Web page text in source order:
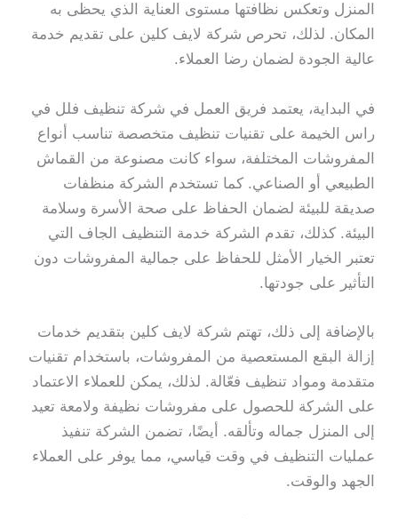
المنزل وتعكس نظافتها مستوى العناية الذي يحظى به
المكان. لذلك، تحرص شركة لايف كلين على تقديم خدمة
عالية الجودة لضمان رضا العملاء.
في البداية، يعتمد فريق العمل في شركة تنظيف فلل في
راس الخيمة على تقنيات تنظيف متخصصة تناسب أنواع
المفروشات المختلفة، سواء كانت مصنوعة من القماش
الطبيعي أو الصناعي. كما تستخدم الشركة منظفات
صديقة للبيئة لضمان الحفاظ على صحة الأسرة وسلامة
البيئة. كذلك، تقدم الشركة خدمة التنظيف الجاف التي
تعتبر الخيار الأمثل للحفاظ على جمالية المفروشات دون
التأثير على جودتها.
بالإضافة إلى ذلك، تهتم شركة لايف كلين بتقديم خدمات
إزالة البقع المستعصية من المفروشات، باستخدام تقنيات
متقدمة ومواد تنظيف فعّالة. لذلك، يمكن للعملاء الاعتماد
على الشركة للحصول على مفروشات نظيفة ولامعة تعيد
إلى المنزل جماله وتألقه. أيضًا، تضمن الشركة تنفيذ
عمليات التنظيف في وقت قياسي، مما يوفر على العملاء
الجهد والوقت.